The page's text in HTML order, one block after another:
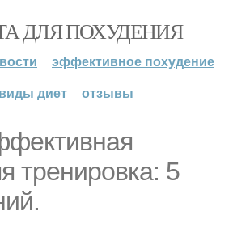
ДЛЯ ПОХУДЕНИЯ
эффективное похудение
виды диет
отзывы
тренировка: 5